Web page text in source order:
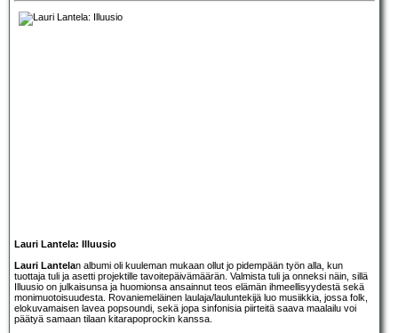
Lauri Lantela: Illuusio
Lauri Lantelan albumi oli kuuleman mukaan ollut jo pidempään työn alla, kun
tuottaja tuli ja asetti projektille tavoitepäivämäärän. Valmista tuli ja onneksi näin, sillä
Illuusio on julkaisunsa ja huomionsa ansainnut teos elämän ihmeellisyydestä sekä
monimuotoisuudesta. Rovaniemeläinen laulaja/lauluntekijä luo musiikkia, jossa folk,
elokuvamaisen lavea popsoundi, sekä jopa sinfonisia piirteitä saava maalailu voi
päätyä samaan tilaan kitarapoprockin kanssa.